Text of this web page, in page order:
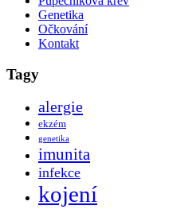
Genetika
Očkování
Kontakt
Tagy
alergie
ekzém
genetika
imunita
infekce
kojení